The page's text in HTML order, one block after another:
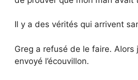
Il y a des vérités qui arrivent
Greg a refusé de le faire. Alors
envoyé l’écouvillon.